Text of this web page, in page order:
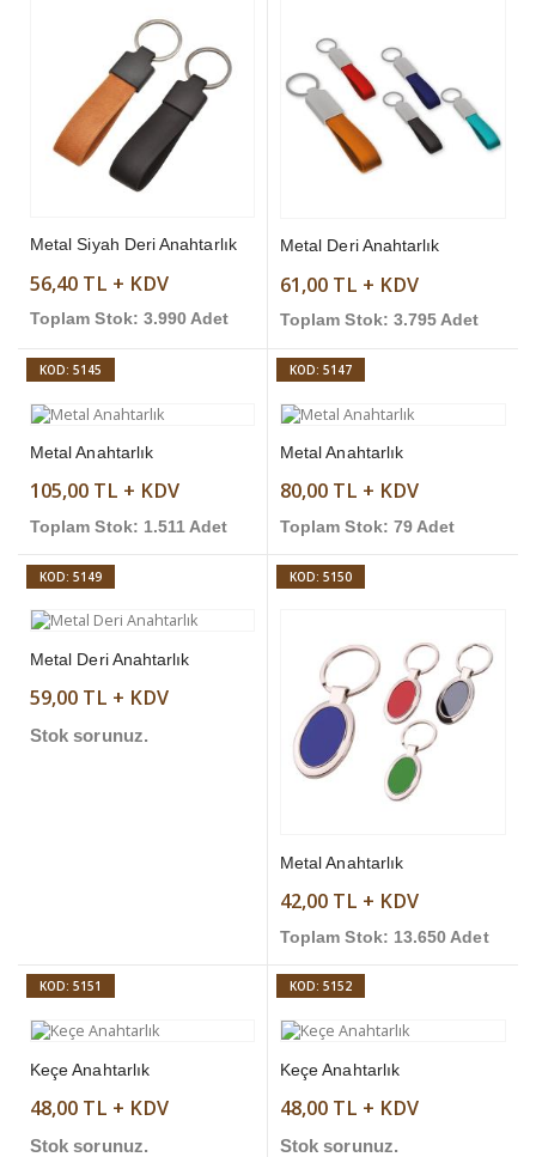
Metal Siyah Deri Anahtarlık
56,40 TL + KDV
Toplam Stok: 3.990 Adet
Metal Deri Anahtarlık
61,00 TL + KDV
Toplam Stok: 3.795 Adet
KOD: 5145
Metal Anahtarlık
105,00 TL + KDV
Toplam Stok: 1.511 Adet
KOD: 5147
Metal Anahtarlık
80,00 TL + KDV
Toplam Stok: 79 Adet
KOD: 5149
Metal Deri Anahtarlık
59,00 TL + KDV
Stok sorunuz.
KOD: 5150
Metal Anahtarlık
42,00 TL + KDV
Toplam Stok: 13.650 Adet
KOD: 5151
Keçe Anahtarlık
48,00 TL + KDV
Stok sorunuz.
KOD: 5152
Keçe Anahtarlık
48,00 TL + KDV
Stok sorunuz.